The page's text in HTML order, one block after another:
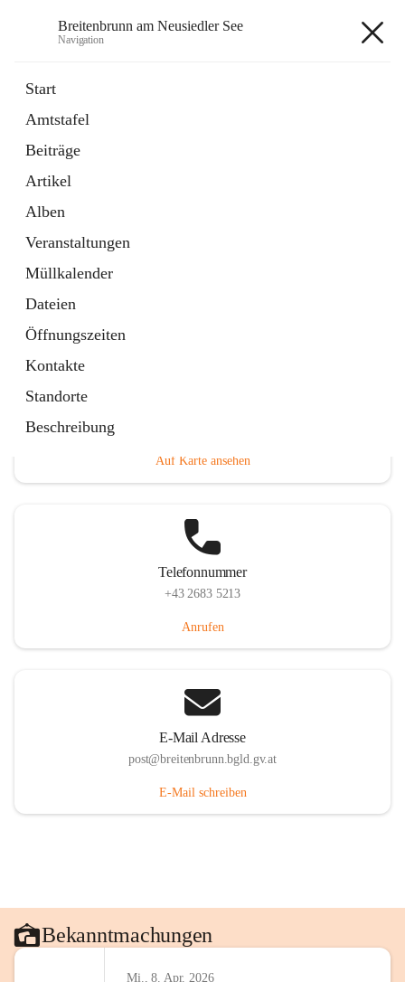
Breitenbrunn am Neusiedler See
Navigation
Start
Amtstafel
Beiträge
Artikel
Alben
Veranstaltungen
Müllkalender
Dateien
Öffnungszeiten
Kontakte
Standorte
Beschreibung
18 Schnellzugriffe
Gemeindeservice
Auf Karte ansehen
Telefonnummer
+43 2683 5213
Anrufen
E-Mail Adresse
post@breitenbrunn.bgld.gv.at
E-Mail schreiben
Bekanntmachungen
Mi., 8. Apr. 2026